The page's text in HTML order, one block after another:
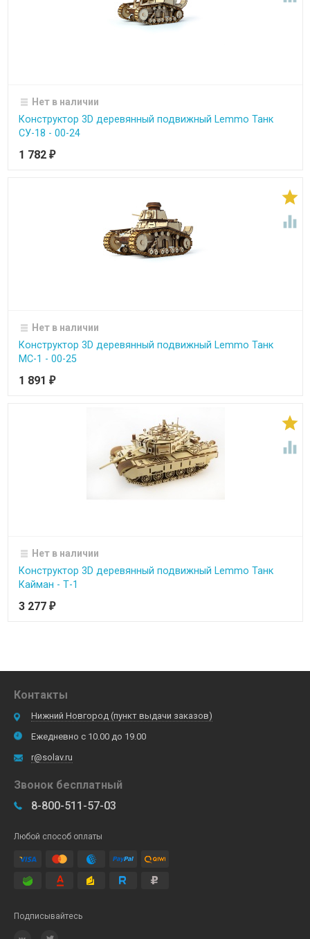
Нет в наличии
Конструктор 3D деревянный подвижный Lemmo Танк
СУ-18 - 00-24
1 782 ₽


Нет в наличии
Конструктор 3D деревянный подвижный Lemmo Танк
МС-1 - 00-25
1 891 ₽


Нет в наличии
Конструктор 3D деревянный подвижный Lemmo Танк
Кайман - Т-1
3 277 ₽
Контакты
Нижний Новгород (пункт выдачи заказов)
Ежедневно с 10.00 до 19.00
r@solav.ru
Звонок бесплатный
8-800-511-57-03
Любой способ оплаты
Подписывайтесь